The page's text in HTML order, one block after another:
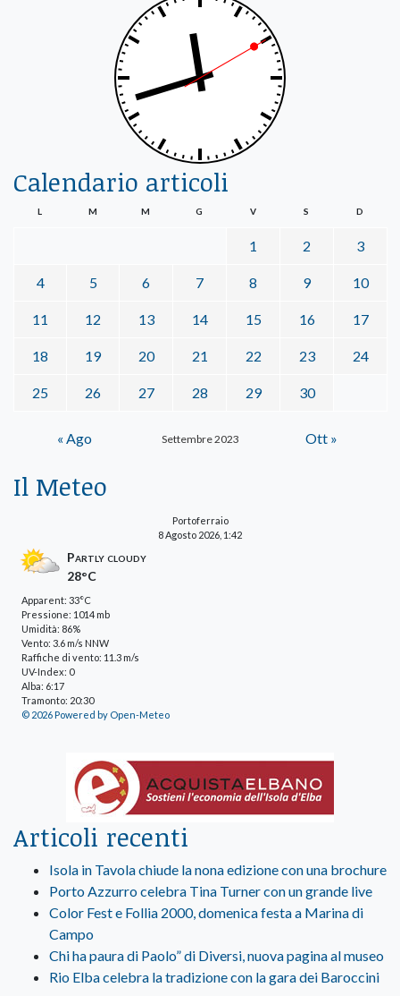
Calendario articoli
Settembre 2023
L M M G V S D
1 2 3
4 5 6 7 8 9 10
11 12 13 14 15 16 17
18 19 20 21 22 23 24
25 26 27 28 29 30
« Ago Ott »
Il Meteo
Portoferraio
8 Agosto 2026, 1:42
Partly cloudy
28°C
Apparent: 33°C
Pressione: 1014 mb
Umidità: 86%
Vento: 3.6 m/s NNW
Raffiche di vento: 11.3 m/s
UV-Index: 0
Alba: 6:17
Tramonto: 20:30
© 2026 Powered by Open-Meteo
Articoli recenti
Isola in Tavola chiude la nona edizione con una brochure
Porto Azzurro celebra Tina Turner con un grande live
Color Fest e Follia 2000, domenica festa a Marina di
Campo
Chi ha paura di Paolo” di Diversi, nuova pagina al museo
Rio Elba celebra la tradizione con la gara dei Baroccini